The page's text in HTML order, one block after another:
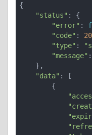
{
"status" : {
"error" :
"code" :
"type" :
"message" :
"data" : [